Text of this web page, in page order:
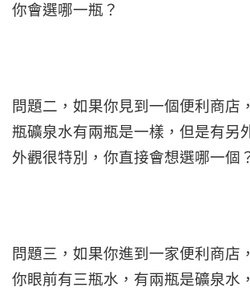
你會選哪一瓶？
問題二，如果你見到一個便利商店
瓶礦泉水有兩瓶是一樣，但是有另
外觀很特別，你直接會想選哪一個
問題三，如果你進到一家便利商店
你眼前有三瓶水，有兩瓶是礦泉水